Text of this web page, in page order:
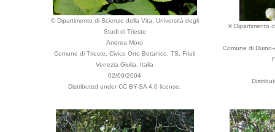
© Dipartimento di Scienze della Vita, Università degli
Studi di Trieste
Andrea Moro
Comune di Trieste, Civico Orto Botanico, TS, Friuli
Venezia Giulia, Italia
02/09/2004
Distributed under CC BY-SA 4.0 license.
© Dipartimento
Comune di